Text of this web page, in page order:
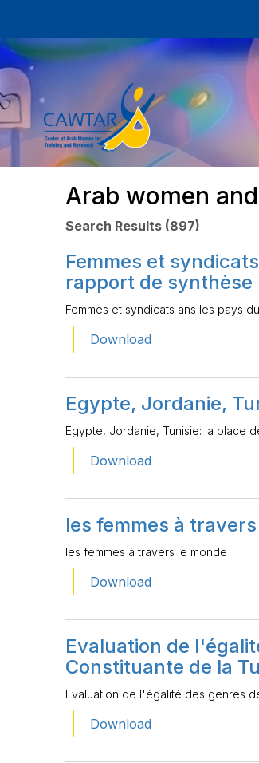
Arab women
Search Results (897)
Femmes et
rapport de synthèse
Femmes et syndicats ans les pays
Download
Egypte, Jordanie,
Egypte, Jordanie, Tunisie: la place
Download
les femmes à
les femmes à travers le monde
Download
Evaluation de
Constituante de la
Evaluation de l'égalité des genres
Download